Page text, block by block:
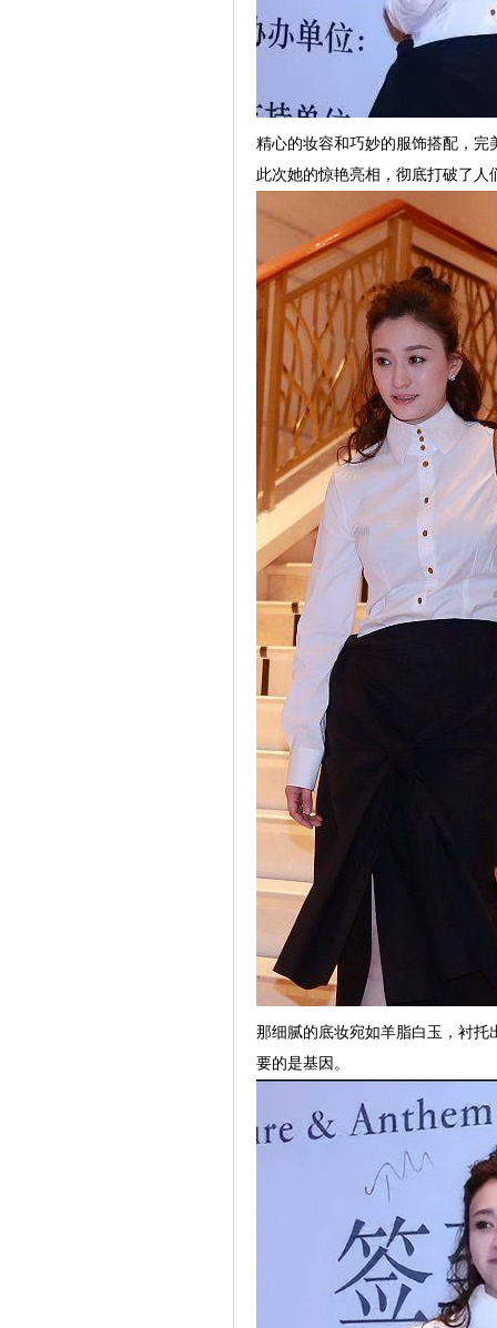
精心的妆容和巧妙的服饰搭配，
此次她的惊艳亮相，彻底打破了人
那细腻的底妆宛如羊脂白玉，衬
要的是基因。